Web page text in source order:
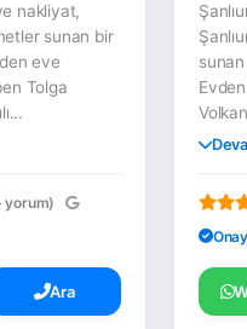
nakliyat,
sunan bir
eve
Tolga
yorum)
Ara